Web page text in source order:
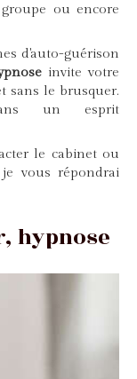
groupe ou encore
d'auto-guérison
invite votre
sans le brusquer.
un esprit
le cabinet ou
vous répondrai
hypnose